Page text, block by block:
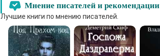
Мнение писателей и рекомендации
Лучшие книги по мнению писателей.